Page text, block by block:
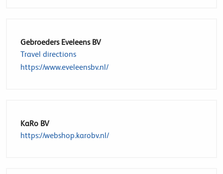
Gebroeders Eveleens BV
Travel directions
https://www.eveleensbv.nl/
KaRo BV
https://webshop.karobv.nl/